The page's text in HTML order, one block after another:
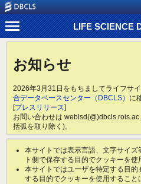
LIFE SCIENCE
お知らせ
2026年3月31日をもちましてライフサ
合データベースセンター（DBCLS） に
[プレスリリース]
お問い合わせは
括弧を取り除く)。
本サイトでは表示言語、文字サイ
ト側で保存する目的でクッキーを使
本サイトではユーザを特定する目
する目的でクッキーを使用すること